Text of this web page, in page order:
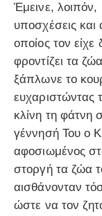
Έμεινε,
υποσχέσεις
οποίος τον
φροντίζει τα
ξάπλωνε το
ευχαριστώντας
κλίνη τη φάτνη
γέννησή Του ο
αφοσιωμένος
στοργή τα ζώα
αισθάνονταν
ώστε να τον